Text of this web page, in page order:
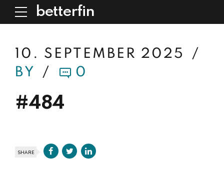
betterfin
10. SEPTEMBER 2025
BY
0
#484
SHARE